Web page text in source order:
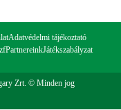
Adatvédelmi tájékoztató
PartnereinkJátékszabályzat
Zrt. © Minden jog